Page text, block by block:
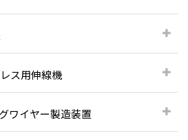
ス用伸線機
ワイヤー製造装置